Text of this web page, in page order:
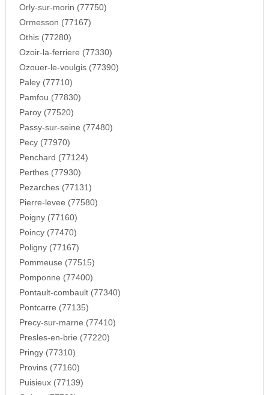
Orly-sur-morin (77750)
Ormesson (77167)
Othis (77280)
Ozoir-la-ferriere (77330)
Ozouer-le-voulgis (77390)
Paley (77710)
Pamfou (77830)
Paroy (77520)
Passy-sur-seine (77480)
Pecy (77970)
Penchard (77124)
Perthes (77930)
Pezarches (77131)
Pierre-levee (77580)
Poigny (77160)
Poincy (77470)
Poligny (77167)
Pommeuse (77515)
Pomponne (77400)
Pontault-combault (77340)
Pontcarre (77135)
Precy-sur-marne (77410)
Presles-en-brie (77220)
Pringy (77310)
Provins (77160)
Puisieux (77139)